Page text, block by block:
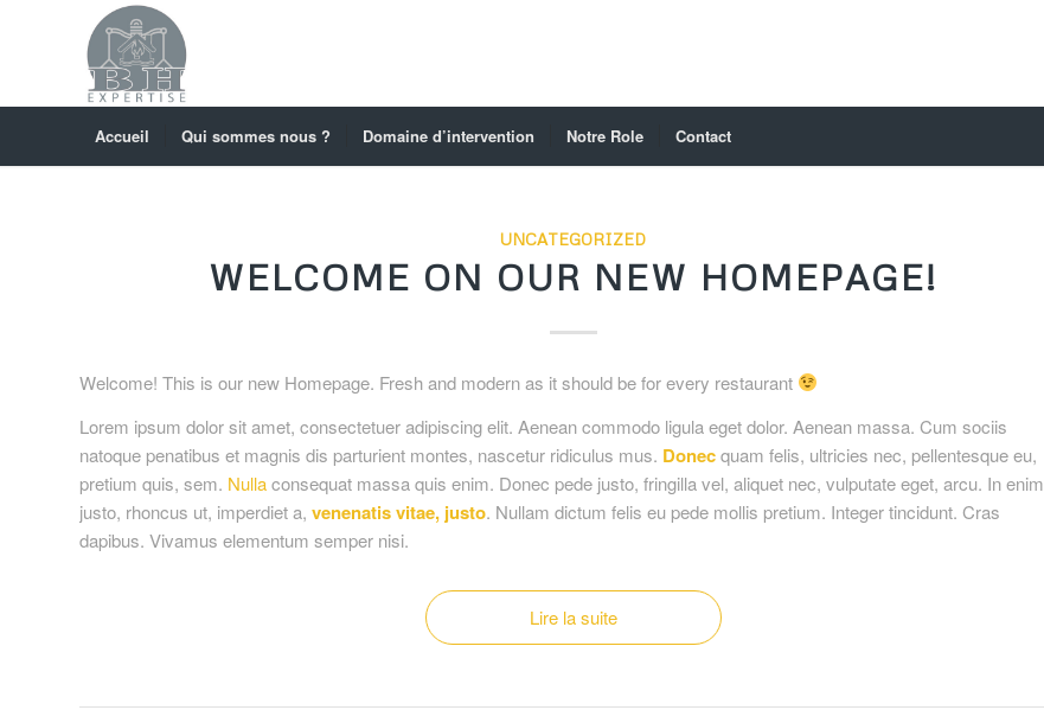
Accueil Qui sommes nous ? Domaine d’intervention Notre Role Contact
UNCATEGORIZED
WELCOME ON OUR NEW HOMEPAGE!
Welcome! This is our new Homepage. Fresh and modern as it should be for every restaurant
Lorem ipsum dolor sit amet, consectetuer adipiscing elit. Aenean commodo ligula eget dolor. Aenean massa. Cum sociis
natoque penatibus et magnis dis parturient montes, nascetur ridiculus mus. Donecquam felis, ultricies nec, pellentesque eu,
pretium quis, sem. Nullaconsequat massa quis enim. Donec pede justo, fringilla vel, aliquet nec, vulputate eget, arcu. In enim
justo, rhoncus ut, imperdiet a, venenatis vitae, justo. Nullam dictum felis eu pede mollis pretium. Integer tincidunt. Cras
dapibus. Vivamus elementum semper nisi.
Lire la suite